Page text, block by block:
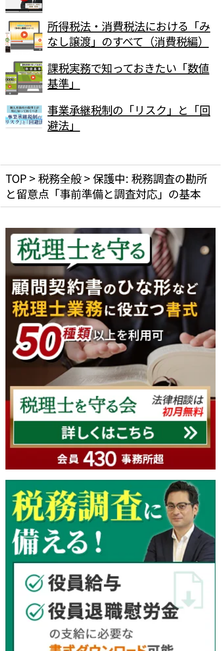
所得税法・消費税法における「み
なし譲渡」のすべて（消費税編）
課税実務で知っておきたい「数値
基準」
事業承継税制の「リスク」と「回
避法」
TOP > 税務全般>保護中: 税務調査の勘所
と留意点「事前準備と調査対応」の基本